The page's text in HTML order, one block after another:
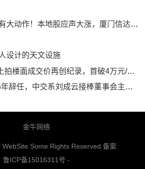
股应声大涨，厦门信达、三木集团等多股涨停|界面新闻 · 证券
设计的天文设施
交价再创纪录，首破4万元/平方米|界面新闻 · 地产
，中交系刘成云接棒董事会主席|界面新闻 · 地产
金牛网络
WebSite.Some Rights Reserved.备案:
鲁ICP备15016311号 -